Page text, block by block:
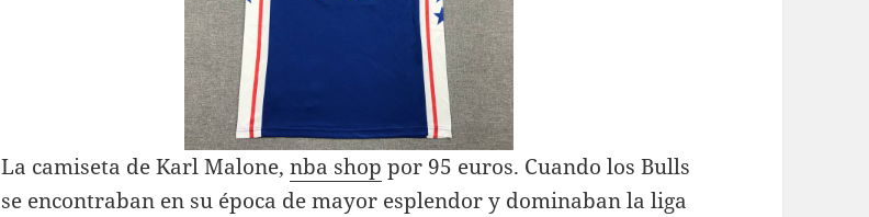
La camiseta de Karl Malone,nba shop por 95 euros. Cuando los Bulls
se encontraban en su época de mayor esplendor y dominaban la liga